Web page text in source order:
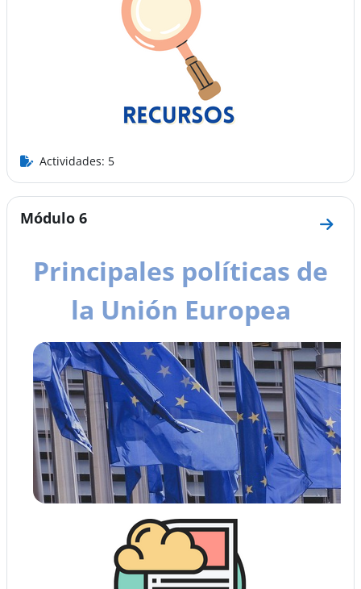
Actividades: 5
Módulo 6
Ir a
Principales políticas de
la Unión Europea